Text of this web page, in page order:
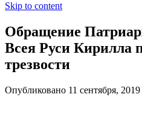
Skip to content
Обращение
Всея Руси Кирилла
трезвости
Опубликовано 11 сентября, 2019